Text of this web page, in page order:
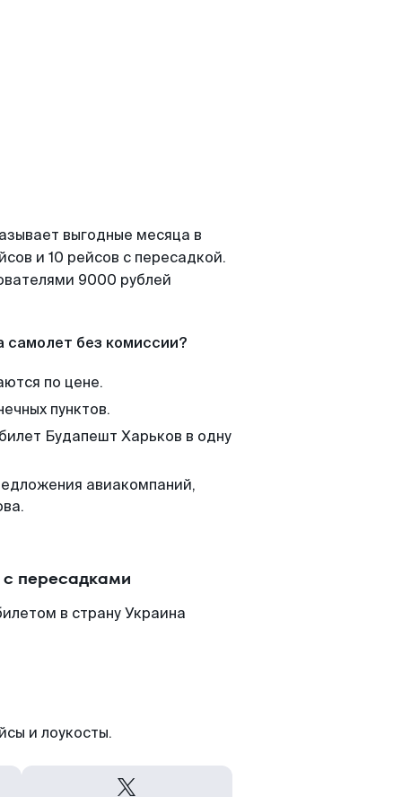
выгодные месяца в
и 10 рейсов с пересадкой.
9000 рублей
самолет без комиссии?
по цене.
пунктов.
Будапешт Харьков в одну
авиакомпаний,
пересадками
в страну Украина
и лоукосты.